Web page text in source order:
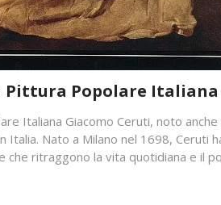
Pittura Popolare Italiana
Italiana Giacomo Ceruti, noto
Nato a Milano nel 1698, Ceruti
che ritraggono la vita quotidiana e il